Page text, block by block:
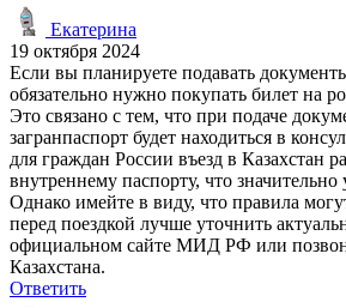
Екатерина
19 октября 2024
Если вы планируете подавать
обязательно нужно покупать билет на
Это связано с тем, что при подаче
загранпаспорт будет находиться в
для граждан России въезд в Казахстан
внутреннему паспорту, что
Однако имейте в виду, что правила
перед поездкой лучше уточнить
официальном сайте МИД РФ или
Казахстана.
Ответить